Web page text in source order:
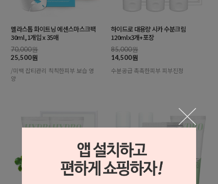
멜라스톱 화이트닝 에센스마스크팩
30ml, 1개입 x 35매
70,000원
25,500원
/미백 잡티관리 칙칙한피부 보습 영
양
하이드로 대용량 시카 수분크림
120mlx3개+포장
85,000원
14,500원
수분공급 촉촉한피부 피부진정